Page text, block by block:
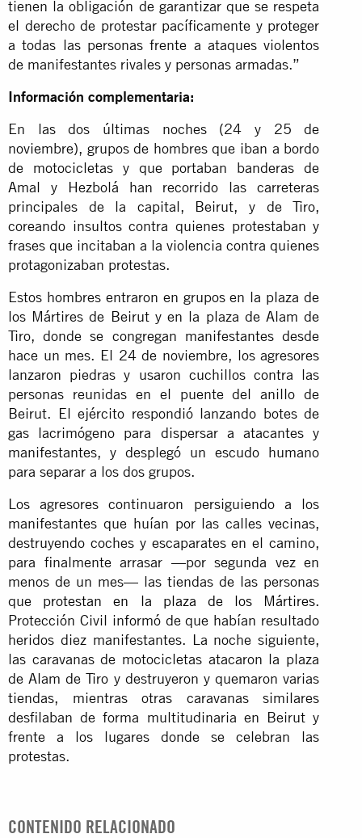
tienen la obligación de garantizar que se respeta
el derecho de protestar pacíficamente y proteger
a todas las personas frente a ataques violentos
de manifestantes rivales y personas armadas.”
Información complementaria:
En las dos últimas noches (24 y 25 de
noviembre), grupos de hombres que iban a bordo
de motocicletas y que portaban banderas de
Amal y Hezbolá han recorrido las carreteras
principales de la capital, Beirut, y de Tiro,
coreando insultos contra quienes protestaban y
frases que incitaban a la violencia contra quienes
protagonizaban protestas.
Estos hombres entraron en grupos en la plaza de
los Mártires de Beirut y en la plaza de Alam de
Tiro, donde se congregan manifestantes desde
hace un mes. El 24 de noviembre, los agresores
lanzaron piedras y usaron cuchillos contra las
personas reunidas en el puente del anillo de
Beirut. El ejército respondió lanzando botes de
gas lacrimógeno para dispersar a atacantes y
manifestantes, y desplegó un escudo humano
para separar a los dos grupos.
Los agresores continuaron persiguiendo a los
manifestantes que huían por las calles vecinas,
destruyendo coches y escaparates en el camino,
para finalmente arrasar —por segunda vez en
menos de un mes— las tiendas de las personas
que protestan en la plaza de los Mártires.
Protección Civil informó de que habían resultado
heridos diez manifestantes. La noche siguiente,
las caravanas de motocicletas atacaron la plaza
de Alam de Tiro y destruyeron y quemaron varias
tiendas, mientras otras caravanas similares
desfilaban de forma multitudinaria en Beirut y
frente a los lugares donde se celebran las
protestas.
CONTENIDO RELACIONADO